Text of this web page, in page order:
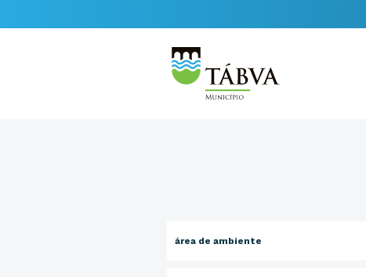
área de ambiente